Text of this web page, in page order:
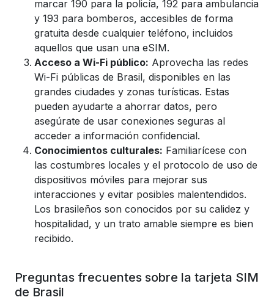
marcar 190 para la policía, 192 para ambulancia
y 193 para bomberos, accesibles de forma
gratuita desde cualquier teléfono, incluidos
aquellos que usan una eSIM.
Acceso a Wi-Fi público: Aprovecha las redes
Wi-Fi públicas de Brasil, disponibles en las
grandes ciudades y zonas turísticas. Estas
pueden ayudarte a ahorrar datos, pero
asegúrate de usar conexiones seguras al
acceder a información confidencial.
Conocimientos culturales: Familiarícese con
las costumbres locales y el protocolo de uso de
dispositivos móviles para mejorar sus
interacciones y evitar posibles malentendidos.
Los brasileños son conocidos por su calidez y
hospitalidad, y un trato amable siempre es bien
recibido.
Preguntas frecuentes sobre la tarjeta SIM
de Brasil